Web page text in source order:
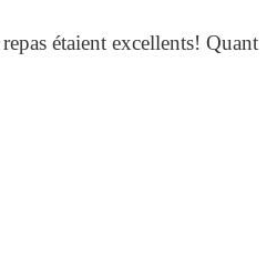
étaient excellents! Quant